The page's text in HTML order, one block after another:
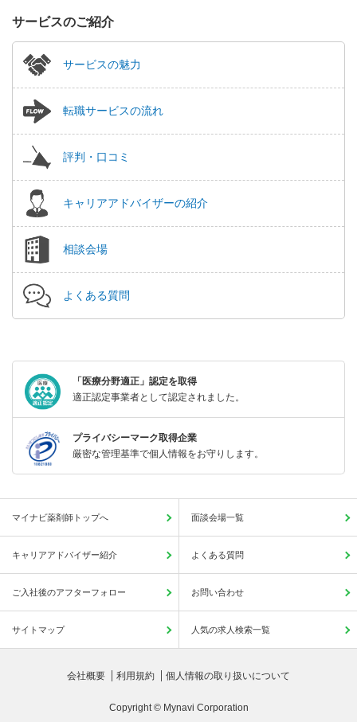
サービスのご紹介
サービスの魅力
転職サービスの流れ
評判・口コミ
キャリアアドバイザーの紹介
相談会場
よくある質問
「医療分野適正」認定を取得
適正認定事業者として認定されました。
プライバシーマーク取得企業
厳密な管理基準で個人情報をお守りします。
マイナビ薬剤師トップへ 面談会場一覧
キャリアアドバイザー紹介 よくある質問
ご入社後のアフターフォロー お問い合わせ
サイトマップ 人気の求人検索一覧
会社概要 利用規約 個人情報の取り扱いについて
Copyright © Mynavi Corporation